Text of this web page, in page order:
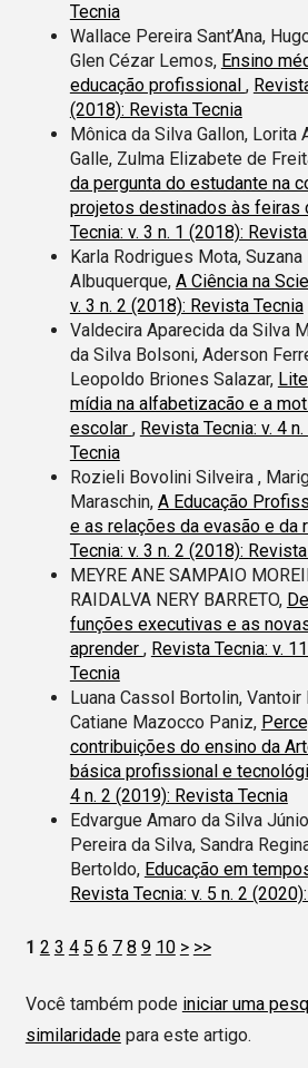
Tecnia
Wallace Pereira Sant’Ana,
Glen Cézar Lemos, Ensino
educação profissional ,
(2018): Revista Tecnia
Mônica da Silva Gallon, Lorita
Galle, Zulma Elizabete de
da pergunta do estudante na
projetos destinados às feiras
Tecnia: v. 3 n. 1 (2018):
Karla Rodrigues Mota,
Albuquerque, A Ciência na
v. 3 n. 2 (2018): Revista Tecnia
Valdecira Aparecida da Silva
da Silva Bolsoni, Aderson
Leopoldo Briones Salazar,
mídia na alfabetizacão e a
escolar , Revista Tecnia: v. 4
Tecnia
Rozieli Bovolini Silveira ,
Maraschin, A Educação
e as relações da evasão e da
Tecnia: v. 3 n. 2 (2018):
MEYRE ANE SAMPAIO
RAIDALVA NERY BARRETO,
funções executivas e as
aprender , Revista Tecnia: v.
Tecnia
Luana Cassol Bortolin, Vantoir
Catiane Mazocco Paniz,
contribuições do ensino da
básica profissional e
4 n. 2 (2019): Revista Tecnia
Edvargue Amaro da Silva
Pereira da Silva, Sandra
Bertoldo, Educação em
Revista Tecnia: v. 5 n. 2
1 2 3 4 5 6 7 8 9 10 > >>
Você também pode iniciar uma
similaridadepara este artigo.